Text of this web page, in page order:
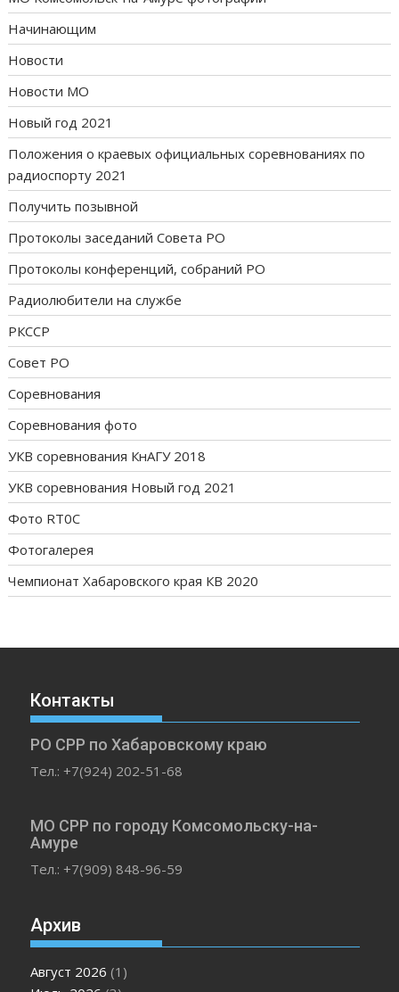
Начинающим
Новости
Новости МО
Новый год 2021
Положения о краевых официальных соревнованиях по
радиоспорту 2021
Получить позывной
Протоколы заседаний Совета РО
Протоколы конференций, собраний РО
Радиолюбители на службе
РКССР
Совет РО
Соревнования
Соревнования фото
УКВ соревнования КнАГУ 2018
УКВ соревнования Новый год 2021
Фото RT0C
Фотогалерея
Чемпионат Хабаровского края КВ 2020
Контакты
РО СРР по Хабаровскому краю
Тел.: +7(924) 202-51-68
МО СРР по городу Комсомольску-на-
Амуре
Тел.: +7(909) 848-96-59
Архив
Август 2026 (1)